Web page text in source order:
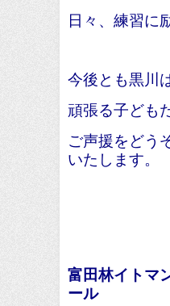
日々、練習に
今後とも黒川
頑張る子ども
ご声援をどう
いたします。
富田林イトマ
ール